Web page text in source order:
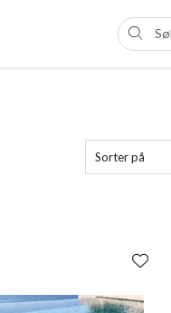
Sorter på